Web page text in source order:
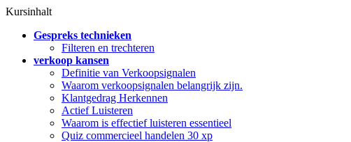
Kursinhalt
Gespreks technieken
Filteren en trechteren
verkoop kansen
Definitie van Verkoopsignalen
Waarom verkoopsignalen belangrijk zijn.
Klantgedrag Herkennen
Actief Luisteren
Waarom is effectief luisteren essentieel
Quiz commercieel handelen 30 xp